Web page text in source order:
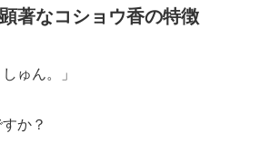
著なコショウ香の特徴
ゅん。」
か？